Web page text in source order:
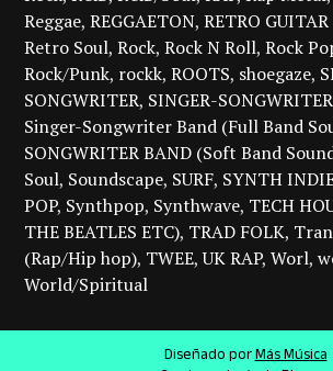
Reggae REGGAETON RETRO
Retro Soul Rock Rock N Roll Rock
Rock/Punk rockk ROOTS shoegaze
SONGWRITER SINGER-
Singer-Songwriter Band (Full Band
SONGWRITER BAND (Soft Band
Soul Soundscape SURF SYNTH
POP Synthpop Synthwave TECH
THE BEATLES ETC) TRAD FOLK
(Rap/Hip hop) TWEE UK RAP Worl
World/Spiritual
Diseñado porMás Música